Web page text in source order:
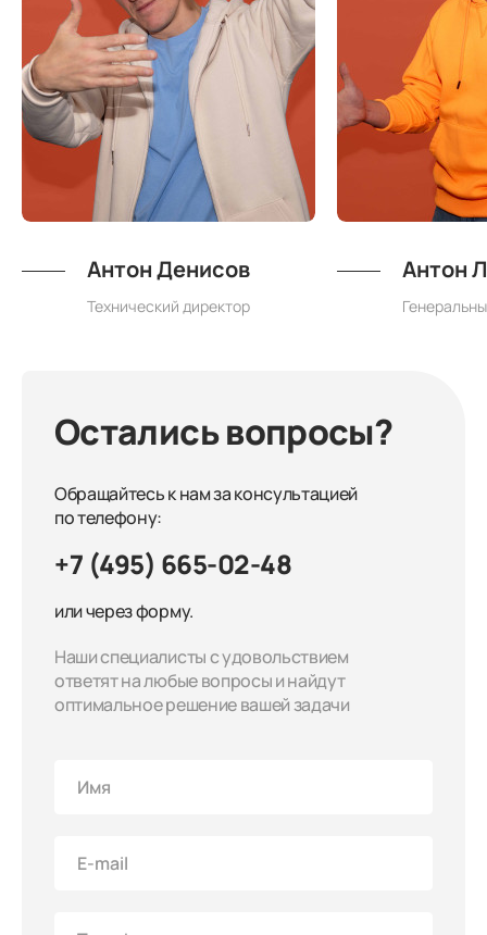
Антон Денисов
Технический директор
Антон
Остались вопросы?
Обращайтесь к нам за консультацией
по телефону:
+7 (495) 665-02-48
или через форму.
Наши специалисты с удовольствием
ответят на любые вопросы и найдут
оптимальное решение вашей задачи